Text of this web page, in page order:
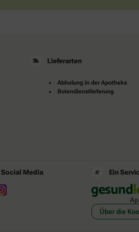
Lieferarten
Abholung in der Apotheke
Botendienstlieferung
Social Media Ein
Über die